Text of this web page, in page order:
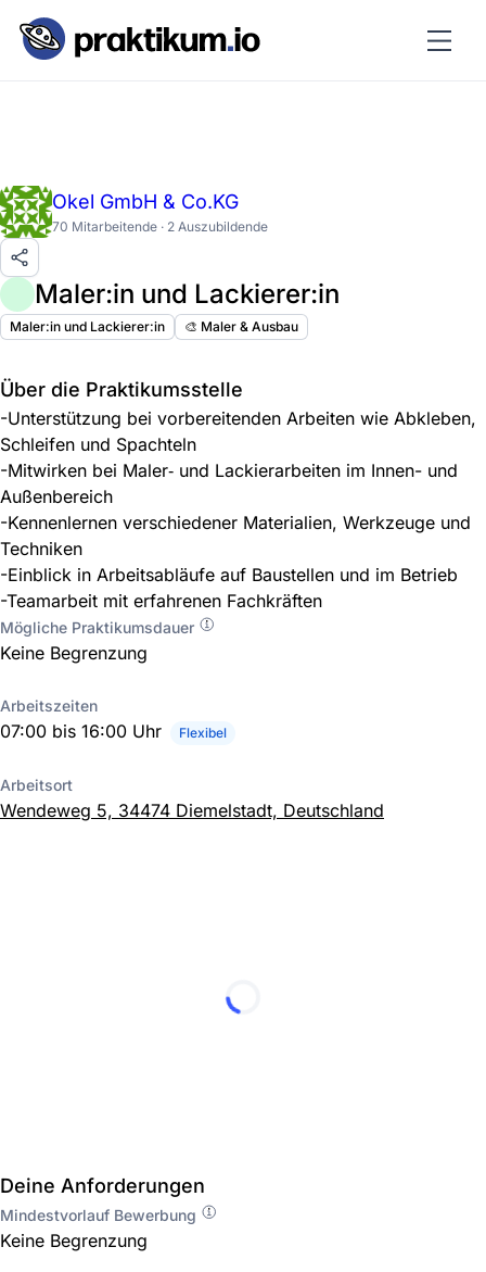
Okel GmbH & Co.KG
70 Mitarbeitende · 2 Auszubildende
Maler:in und Lackierer:in
Maler:in und Lackierer:in 🎨 Maler & Ausbau
Über die Praktikumsstelle
-Unterstützung bei vorbereitenden Arbeiten wie Abkleben,
Schleifen und Spachteln
-Mitwirken bei Maler‑ und Lackierarbeiten im Innen- und
Außenbereich
-Kennenlernen verschiedener Materialien, Werkzeuge und
Techniken
-Einblick in Arbeitsabläufe auf Baustellen und im Betrieb
-Teamarbeit mit erfahrenen Fachkräften
Mögliche Praktikumsdauer
Keine Begrenzung
Arbeitszeiten
07:00 bis 16:00 Uhr Flexibel
Arbeitsort
Wendeweg 5, 34474 Diemelstadt, Deutschland
Deine Anforderungen
Mindestvorlauf Bewerbung
Keine Begrenzung